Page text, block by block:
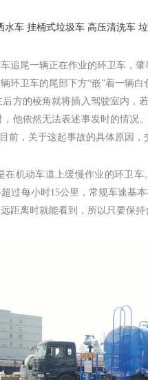
水车 挂桶式垃圾车 高压清洗车
追尾一辆正在作业的环卫车，
环卫车的尾部下方“嵌”着一辆
方的棱角就将插入驾驶室内
他依然无法表述事发时的情
，关于这起事故的具体原因，
动车道上缓慢作业的环卫车
过每小时15公里，常规车速基
距离时就能看到，所以只要保